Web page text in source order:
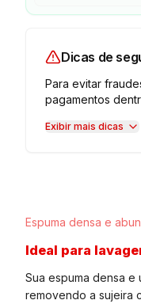
Dicas de
Para evitar
pagamentos
Exibir mais dicas
Espuma densa e
Ideal para
Sua espuma densa
removendo a sujeira